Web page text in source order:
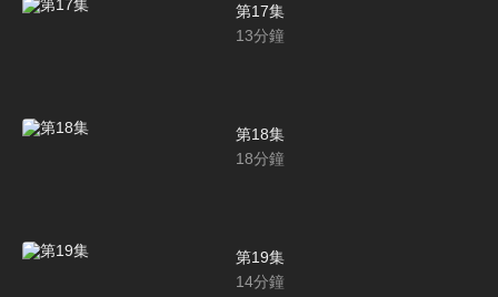
第17集
13分鐘
第18集
18分鐘
第19集
14分鐘